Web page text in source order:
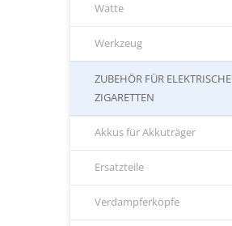
Watte
Werkzeug
ZUBEHÖR FÜR ELEKTRISCHE
ZIGARETTEN
Akkus für Akkuträger
Ersatzteile
Verdampferköpfe